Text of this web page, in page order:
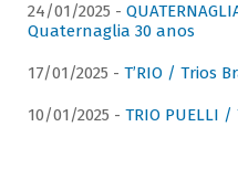
24/01/2025 -
Quaternaglia 30 anos
17/01/2025 - T’RIO / Trios
10/01/2025 - TRIO PUELLI